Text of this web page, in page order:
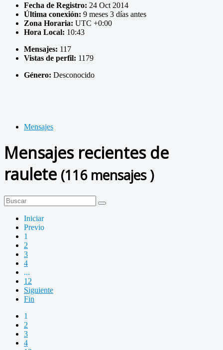
Fecha de Registro: 24 Oct 2014
Última conexión: 9 meses 3 días antes
Zona Horaria: UTC +0:00
Hora Local: 10:43
Mensajes: 117
Vistas de perfil: 1179
Género: Desconocido
Mensajes
Mensajes recientes de
raulete (116 mensajes )
Iniciar
Previo
1
2
3
4
...
12
Siguiente
Fin
1
2
3
4